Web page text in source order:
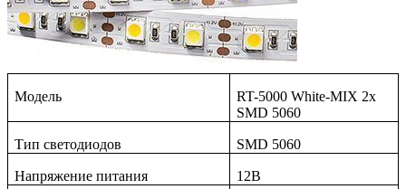
Модель
RT-5000 White-MIX 2x
SMD 5060
Тип светодиодов SMD 5060
Напряжение питания 12В